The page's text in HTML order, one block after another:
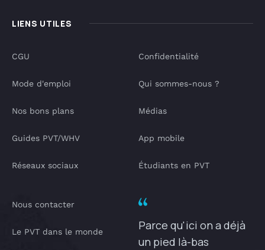
LIENS UTILES
CGU
Mode d'emploi
Nos bons plans
Guides PVT/WHV
Réseaux sociaux
Confidentialité
Qui sommes-nous ?
Médias
App mobile
Étudiants en PVT
Nous contacter
Le PVT dans le monde
Parce qu'ici on a déjà
un pied là-bas